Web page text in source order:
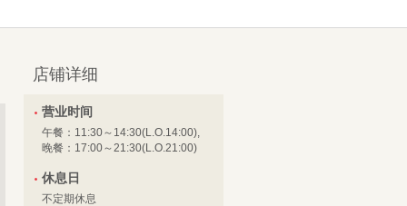
店铺详细
营业时间
午餐：11:30～14:30(L.O.14:00),
晚餐：17:00～21:30(L.O.21:00)
休息日
不定期休息